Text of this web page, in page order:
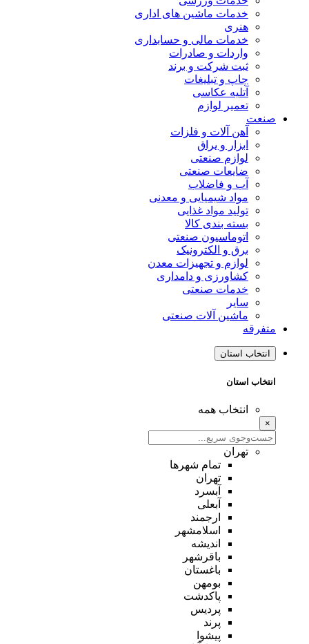
خدمات ماشین های اداری
هنری
خدمات مالی و حسابداری
واردات و صادرات
ثبت شرکت و برند
چاپ و تبلیغات
آتلیه عکاسی
تعمیر لوازم
صنعت
آهن آلات و فلزات
ابزار و یراق
لوازم صنعتی
ضایعات صنعتی
آب و فاضلاب
مواد شیمیایی و معدنی
تولید مواد غذایی
بسته بندی کالا
اتوماسیون صنعتی
برق و الکترونیک
لوازم و تجهیزات معدن
کشاورزی و دامداری
خدمات صنعتی
سایر
ماشین آلات صنعتی
متفرقه
انتخاب استان
انتخاب استان
انتخاب همه
×
تهران
تمام شهر‌ها
تهران
آبسرد
آبعلی
ارجمند
اسلامشهر
اندیشه
باقرشهر
باغستان
بومهن
پاکدشت
پردیس
پرند
پیشوا